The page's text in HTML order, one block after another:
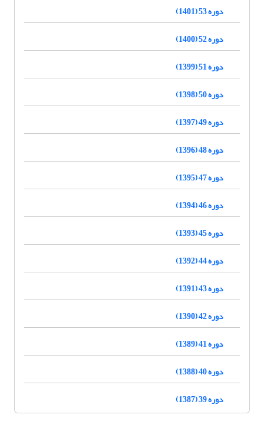
دوره 53 (1401)
دوره 52 (1400)
دوره 51 (1399)
دوره 50 (1398)
دوره 49 (1397)
دوره 48 (1396)
دوره 47 (1395)
دوره 46 (1394)
دوره 45 (1393)
دوره 44 (1392)
دوره 43 (1391)
دوره 42 (1390)
دوره 41 (1389)
دوره 40 (1388)
دوره 39 (1387)